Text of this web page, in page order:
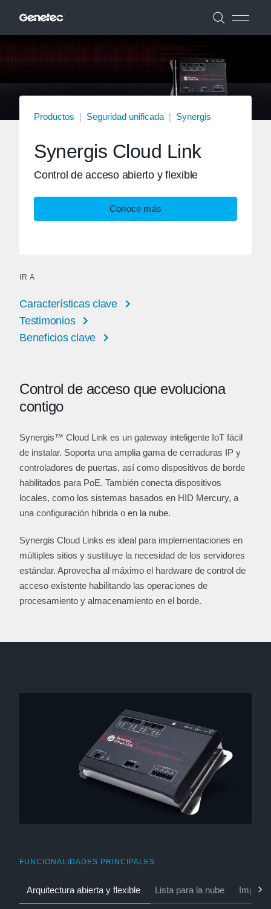
Productos | Seguridad unificada | Synergis
Synergis Cloud Link
Control de acceso abierto y flexible
Conoce más
IR A
Características clave
Testimonios
Beneficios clave
Control de acceso que evoluciona
contigo
Synergis™ Cloud Link es un gateway inteligente IoT fácil
de instalar. Soporta una amplia gama de cerraduras IP y
controladores de puertas, así como dispositivos de borde
habilitados para PoE. También conecta dispositivos
locales, como los sistemas basados en HID Mercury, a
una configuración híbrida o en la nube.
Synergis Cloud Links es ideal para implementaciones en
múltiples sitios y sustituye la necesidad de los servidores
estándar. Aprovecha al máximo el hardware de control de
acceso existente habilitando las operaciones de
procesamiento y almacenamiento en el borde.
FUNCIONALIDADES PRINCIPALES
Arquitectura abierta y flexible Lista para la nube